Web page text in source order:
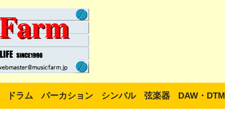
ドラム パーカション シンバル 弦楽器 DAW・DTM